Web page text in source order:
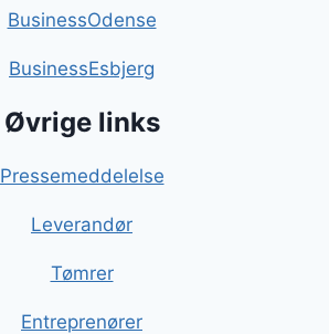
BusinessOdense
BusinessEsbjerg
Øvrige links
Pressemeddelelse
Leverandør
Tømrer
Entreprenører